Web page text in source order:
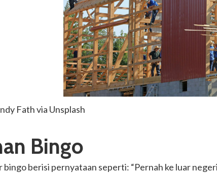
Fathvia Unsplash
Bingo
bingo berisi pernyataan seperti: “Pernah ke luar